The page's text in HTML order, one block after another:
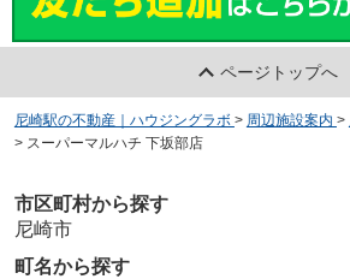
ページトップへ
尼崎駅の不動産｜ハウジングラボ > 周辺施設案内 >
> スーパーマルハチ 下坂部店
市区町村から探す
尼崎市
町名から探す